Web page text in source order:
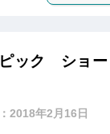
ピック ショ
2018年2月16日